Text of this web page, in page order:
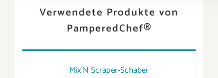
Verwendete Produkte von
PamperedChef®
Mix´N Scraper-Schaber